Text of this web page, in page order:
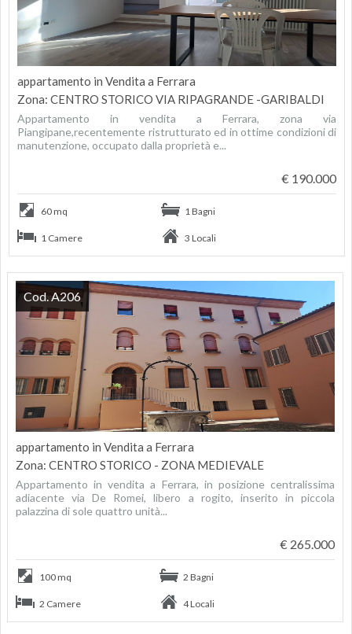
appartamento in Vendita a Ferrara
Zona: CENTRO STORICO VIA RIPAGRANDE -GARIBALDI
Appartamento in vendita a Ferrara, zona via
Piangipane,recentemente ristrutturato ed in ottime condizioni di
manutenzione, occupato dalla proprietà e...
€ 190.000
60 mq 1 Bagni
1 Camere 3 Locali
appartamento in Vendita a Ferrara
Zona: CENTRO STORICO - ZONA MEDIEVALE
Appartamento in vendita a Ferrara, in posizione centralissima
adiacente via De Romei, libero a rogito, inserito in piccola
palazzina di sole quattro unità...
€ 265.000
Cod. A206
100 mq 2 Bagni
2 Camere 4 Locali